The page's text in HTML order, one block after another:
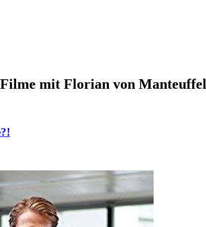
mit Florian von Manteuffel